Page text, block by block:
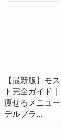
【最新版】モ
ト完全ガイド
痩せるメニュ
デルプラ...